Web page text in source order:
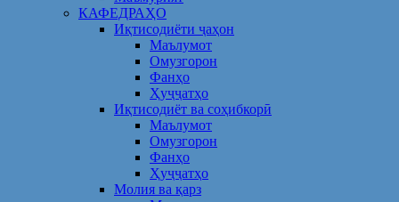
КАФЕДРАҲО
Иқтисодиёти ҷаҳон
Маълумот
Омузгорон
Фанҳо
Ҳуҷҷатҳо
Иқтисодиёт ва соҳибкорӣ
Маълумот
Омузгорон
Фанҳо
Ҳуҷҷатҳо
Молия ва қарз